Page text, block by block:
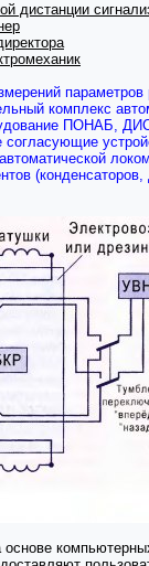
дистанции
параметров
комплекс
ПОНАБ,